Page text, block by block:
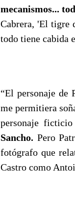
mecanismos...
Cabrera, 'El tigre
todo tiene cabida
“El personaje de
me permitiera
personaje
Sancho. Pero
fotógrafo que
Castro como